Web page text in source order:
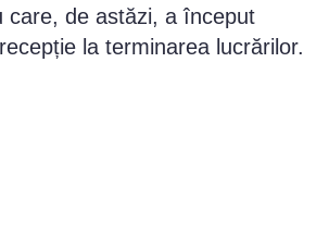
care, de astăzi, a început
la terminarea lucrărilor.